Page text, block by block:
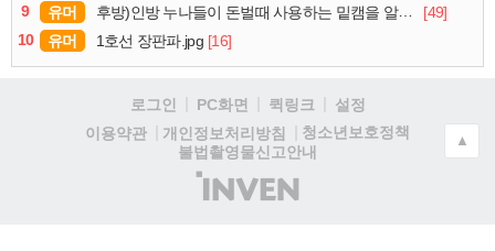
9
유머 후방)인방 누나들이 돈벌때 사용하는 밑캠을 알아보자
[49]
10
유머 1호선 장판파.jpg [16]
로그인 PC화면 퀵링크
설정
이용약관
개인정보처리방침
청소년보호정책
불법촬영물신고안내
(주)
인
▲